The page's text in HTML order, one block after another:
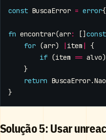
const BuscaError = error{
fn encontrar(arr: [] const
for (arr) item
{
if (item == alvo)
}
return BuscaError.
}
Solução 5: Usar